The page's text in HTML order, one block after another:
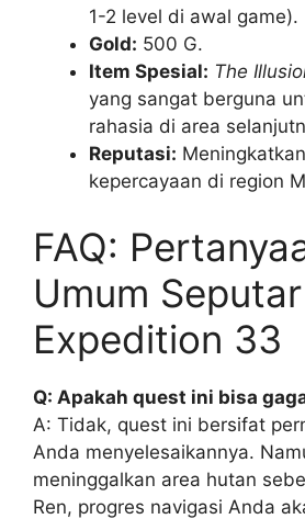
1-2 level di awal game).
Gold: 500 G.
Item Spesial: The
yang sangat berguna
rahasia di area
Reputasi:
kepercayaan di region
FAQ:
Umum Seputar
Expedition 33
Q: Apakah quest ini bisa
A: Tidak, quest ini bersifat
Anda menyelesaikannya.
meninggalkan area hutan
Ren, progres navigasi Anda